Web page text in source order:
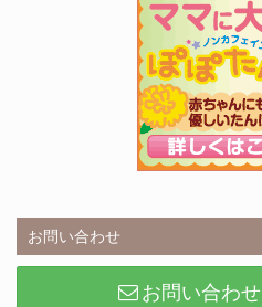
お問い合わせ
お問い合わ